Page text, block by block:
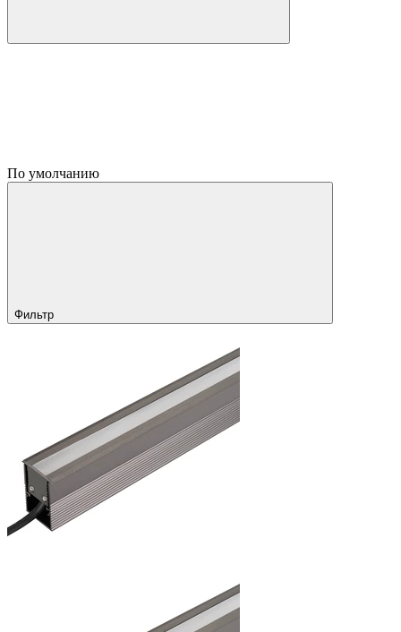
По умолчанию
Фильтр